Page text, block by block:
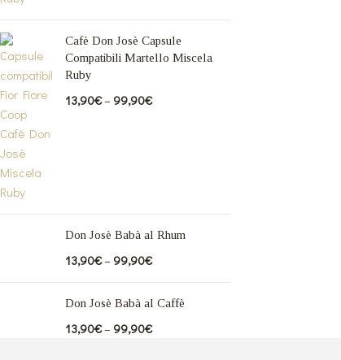
Cafè Don Josè Capsule
Compatibili Martello Miscela
Ruby
13,90€– 99,90€
Don Josè Babà al Rhum
13,90€– 99,90€
Don Josè Babà al Caffè
13,90€– 99,90€